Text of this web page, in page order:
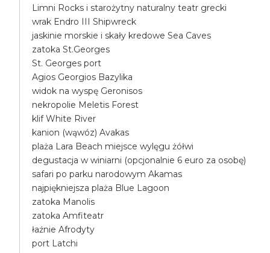
Limni Rocks i starożytny naturalny teatr grecki
wrak Endro III Shipwreck
jaskinie morskie i skały kredowe Sea Caves
zatoka St.Georges
St. Georges port
Agios Georgios Bazylika
widok na wyspę Geronisos
nekropolie Meletis Forest
klif White River
kanion (wąwóz) Avakas
plaża Lara Beach miejsce wylęgu żółwi
degustacja w winiarni (opcjonalnie 6 euro za osobę)
safari po parku narodowym Akamas
najpiękniejsza plaża Blue Lagoon
zatoka Manolis
zatoka Amfiteatr
łaźnie Afrodyty
port Latchi